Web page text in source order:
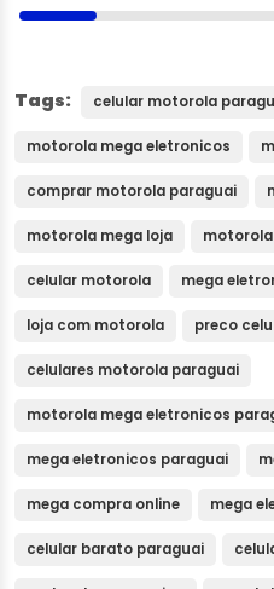
Tags: celular motorola
motorola mega eletronicos
comprar motorola paraguai
motorola mega loja
celular motorola mega
loja com motorola preco
celulares motorola paraguai
motorola mega eletronicos
mega eletronicos paraguai
mega compra online mega
celular barato paraguai